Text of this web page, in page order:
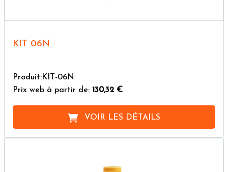
KIT 06N
Produit:KIT-06N
Prix web à partir de: 130,32 €
VOIR LES DÉTAILS